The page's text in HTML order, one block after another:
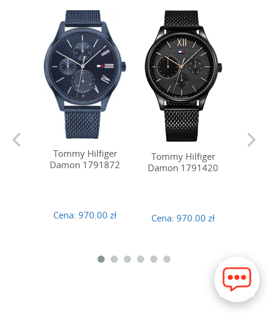
Tommy Hilfiger
Damon 1791872
Cena: 970.00 zł
Tommy Hilfiger
Damon 1791420
Cena: 970.00 zł